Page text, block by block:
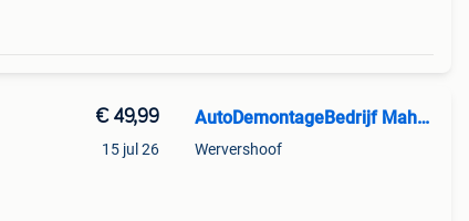
€ 49,99
15 jul 26
AutoDemontageBedrijf Mahzud
Wervershoof